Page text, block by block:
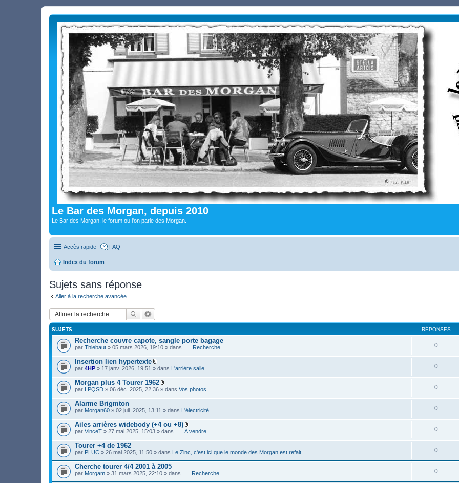
Le Bar des Morgan, depuis 2010
Le Bar des Morgan, le forum où l'on parle des Morgan.
Accès rapide FAQ
Index du forum
Sujets sans réponse
Aller à la recherche avancée
SUJETS RÉPONSES
Recherche couvre capote, sangle porte bagage
par Thiebaut » 05 mars 2026, 19:10 » dans ___Recherche 0
Insertion lien hypertexte
F
c
h
i
e
(
)
o
i
s
)
par 4HP » 17 janv. 2026, 19:51 » dans L'arrière salle 0
Morgan plus 4 Tourer 1962
F
c
i
e
r
(
o
i
n
t
par LPQSD » 06 déc. 2025, 22:36 » dans Vos photos 0
Alarme Brigmton
par Morgan60 » 02 juil. 2025, 13:11 » dans L'électricité. 0
Ailes arrières widebody (+4 ou +8)
F
c
i
e
par VinceT » 27 mai 2025, 15:03 » dans ___A vendre 0
Tourer +4 de 1962
par PLUC » 26 mai 2025, 11:50 » dans Le Zinc, c'est ici que le monde des Morgan est refait. 0
Cherche tourer 4/4 2001 à 2005
par Morgam » 31 mars 2025, 22:10 » dans ___Recherche 0